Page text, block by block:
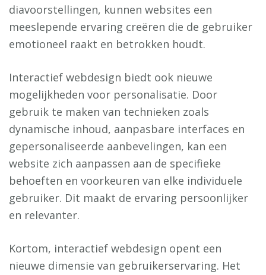
diavoorstellingen, kunnen websites een
meeslepende ervaring creëren die de gebruiker
emotioneel raakt en betrokken houdt.
Interactief webdesign biedt ook nieuwe
mogelijkheden voor personalisatie. Door
gebruik te maken van technieken zoals
dynamische inhoud, aanpasbare interfaces en
gepersonaliseerde aanbevelingen, kan een
website zich aanpassen aan de specifieke
behoeften en voorkeuren van elke individuele
gebruiker. Dit maakt de ervaring persoonlijker
en relevanter.
Kortom, interactief webdesign opent een
nieuwe dimensie van gebruikerservaring. Het